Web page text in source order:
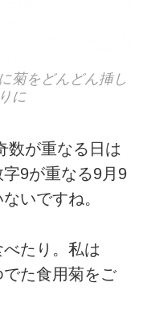
菊をどんどん挿し
に
数が重なる日は
9が重なる9月9
いですね。
たり。私は
でた食用菊をご